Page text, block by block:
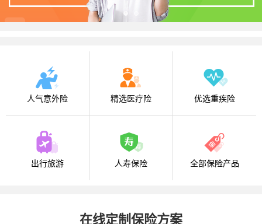
人气意外险 精选医疗险 优选重疾险
出行旅游 人寿保险 全部保险产品
在线定制保险方案